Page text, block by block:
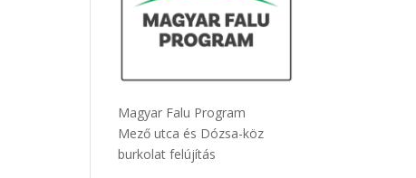
Magyar Falu Program
Mező utca és Dózsa-köz
burkolat felújítás